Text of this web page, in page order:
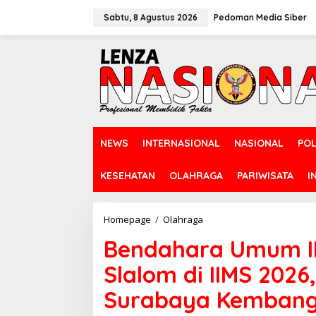
Sabtu, 8 Agustus 2026 Pedoman Media Siber
NEWS INTERNASIONAL NASIONAL
KESEHATAN OLAHRAGA PARIWISATA
Homepage / Olahraga
n
d
a
r
Bendahara Umum
Slalom di IIMS
Surabaya